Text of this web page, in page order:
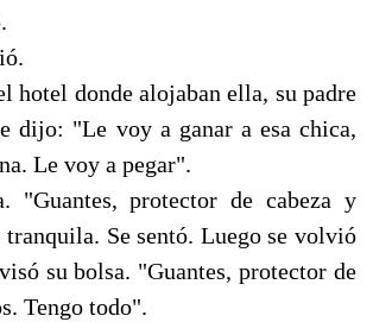
hotel donde alojaban ella, su padre
dijo: "Le voy a ganar a esa chica,
Le voy a pegar".
"Guantes, protector de cabeza y
Se sentó. Luego se volvió
su bolsa. "Guantes, protector de
Tengo todo".